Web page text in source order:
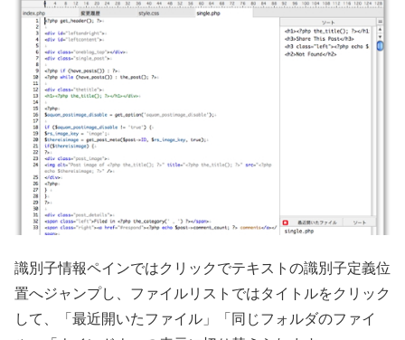
識別子情報ペインではクリックでテキストの識別子定義位
置へジャンプし、ファイルリストではタイトルをクリック
して、「最近開いたファイル」「同じフォルダのファイ